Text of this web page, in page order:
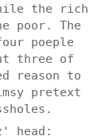
the rich
poor. The
poeple
three of
reason to
pretext
head: